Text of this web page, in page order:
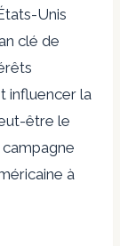
Unis
clé de
influencer la
être le
à